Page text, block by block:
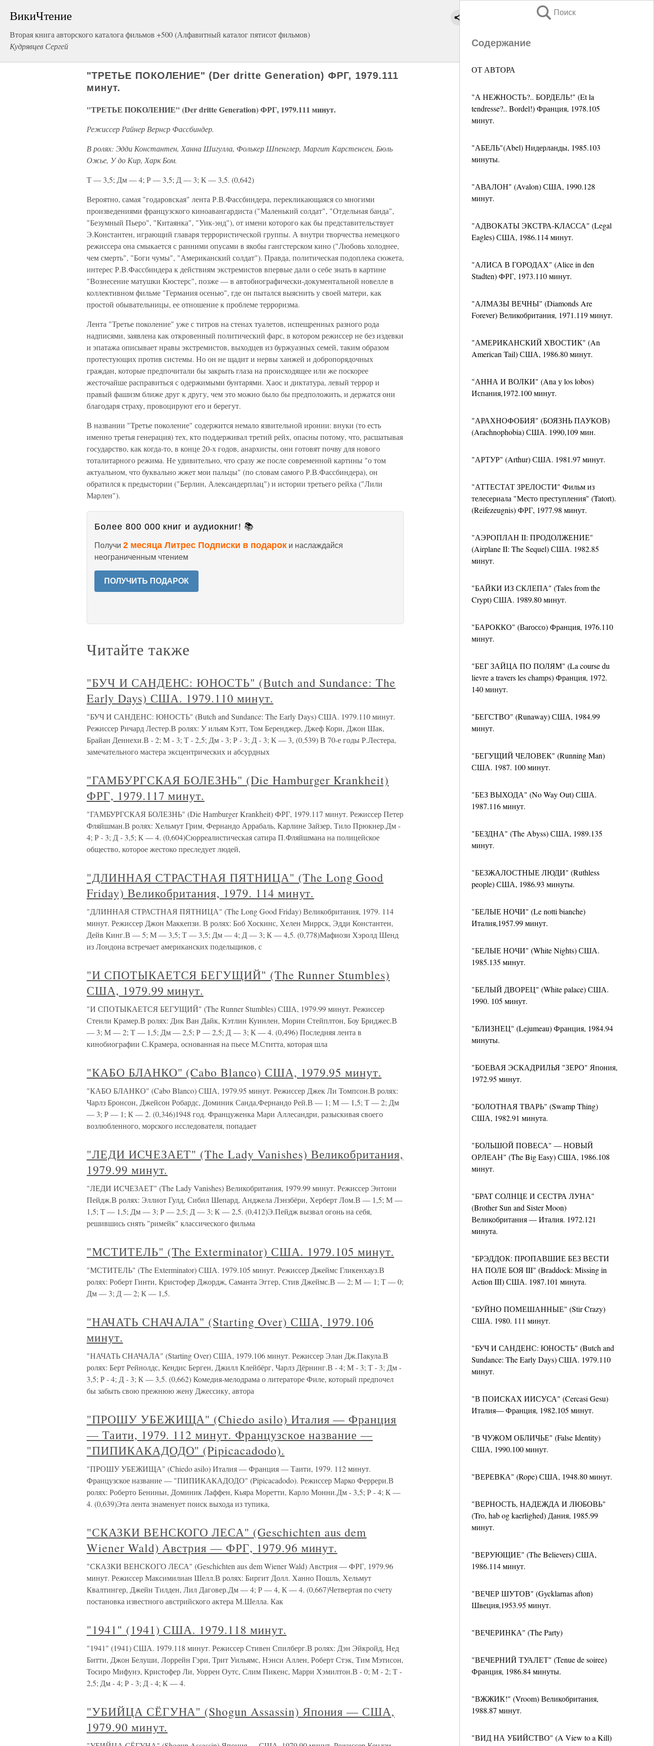
ВикиЧтение
Вторая книга авторского каталога фильмов +500 (Алфавитный каталог пятисот фильмов)
Кудрявцев Сергей
Поиск
Содержание
ОТ АВТОРА
"А НЕЖНОСТЬ?.. БОРДЕЛЬ!" (Et la
tendresse?.. Bordel!) Франция, 1978.105
минут.
"АБЕЛЬ"(Abel) Нидерланды, 1985.103
минуты.
"АВАЛОН" (Avalon) США, 1990.128
минут.
"АДВОКАТЫ ЭКСТРА-КЛАССА" (Legal
Eagles) США, 1986.114 минут.
"АЛИСА В ГОРОДАХ" (Alice in den
Stadten) ФРГ, 1973.110 минут.
"АЛМАЗЫ ВЕЧНЫ" (Diamonds Are
Forever) Великобритания, 1971.119 минут.
"АМЕРИКАНСКИЙ ХВОСТИК" (An
American Tail) США, 1986.80 минут.
"АННА И ВОЛКИ" (Ana у los lobos)
Испания,1972.100 минут.
"АРАХНОФОБИЯ" (БОЯЗНЬ ПАУКОВ)
(Arachnophobia) США. 1990,109 мин.
"АРТУР" (Arthur) США. 1981.97 минут.
"АТТЕСТАТ ЗРЕЛОСТИ" Фильм из
телесериала "Место преступления" (Tatort).
(Reifezeugnis) ФРГ, 1977.98 минут.
"АЭРОПЛАН II: ПРОДОЛЖЕНИЕ"
(Airplane II: The Sequel) США. 1982.85
минут.
"БАЙКИ ИЗ СКЛЕПА" (Tales from the
Crypt) США. 1989.80 минут.
"БАРОККО" (Ваrоссо) Франция, 1976.110
минут.
"БЕГ ЗАЙЦА ПО ПОЛЯМ" (La course du
lievre a travers les champs) Франция, 1972.
140 минут.
"БЕГСТВО" (Runaway) США, 1984.99
минут.
"БЕГУЩИЙ ЧЕЛОВЕК" (Running Man)
США. 1987. 100 минут.
"БЕЗ ВЫХОДА" (No Way Out) США.
1987.116 минут.
"БЕЗДНА" (The Abyss) США, 1989.135
минут.
"БЕЗЖАЛОСТНЫЕ ЛЮДИ" (Ruthless
people) США, 1986.93 минуты.
"БЕЛЫЕ НОЧИ" (Le notti bianche)
Италия,1957.99 минут.
"БЕЛЫЕ НОЧИ" (White Nights) США.
1985.135 минут.
"БЕЛЫЙ ДВОРЕЦ" (White palace) США.
1990. 105 минут.
"БЛИЗНЕЦ" (Lejumeau) Франция, 1984.94
минуты.
"БОЕВАЯ ЭСКАДРИЛЬЯ "ЗЕРО" Япония,
1972.95 минут.
"БОЛОТНАЯ ТВАРЬ" (Swamp Thing)
США, 1982.91 минута.
"БОЛЬШОЙ ПОВЕСА" — НОВЫЙ
ОРЛЕАН" (The Big Easy) США, 1986.108
минут.
"БРАТ СОЛНЦЕ И СЕСТРА ЛУНА"
(Brother Sun and Sister Moon)
Великобритания — Италия. 1972.121
минута.
"БРЭДДОК: ПРОПАВШИЕ БЕЗ ВЕСТИ
НА ПОЛЕ БОЯ III" (Braddock: Missing in
Action III) США. 1987.101 минута.
"БУЙНО ПОМЕШАННЫЕ" (Stir Crazy)
США. 1980. 111 минут.
"БУЧ И САНДЕНС: ЮНОСТЬ" (Butch and
Sundance: The Early Days) США. 1979.110
минут.
"В ПОИСКАХ ИИСУСА" (Cercasi Gesu)
Италия— Франция, 1982.105 минут.
"В ЧУЖОМ ОБЛИЧЬЕ" (False Identity)
США, 1990.100 минут.
"ВЕРЕВКА" (Rope) США, 1948.80 минут.
"ВЕРНОСТЬ, НАДЕЖДА И ЛЮБОВЬ"
(Tro, hab og kaerlighed) Дания, 1985.99
минут.
"ВЕРУЮЩИЕ" (The Believers) США,
1986.114 минут.
"ВЕЧЕР ШУТОВ" (Gycklarnas afton)
Швеция,1953.95 минут.
"ВЕЧЕРИНКА" (The Party)
"ВЕЧЕРНИЙ ТУАЛЕТ" (Tenue de soiree)
Франция, 1986.84 минуты.
"ВЖЖИК!" (Vroom) Великобритания,
1988.87 минут.
"ВИД НА УБИЙСТВО" (A View to a Kill)
"ТРЕТЬЕ ПОКОЛЕНИЕ" (Der dritte Generation) ФРГ, 1979.111
минут.
"ТРЕТЬЕ ПОКОЛЕНИЕ" (Der dritte Generation) ФРГ, 1979.111 минут.
Режиссер Райнер Вернср Фассбиндер.
В ролях: Эдди Константен, Ханна Шигулла, Фолькер Шпенглер, Маргит Карстенсен, Бюль
Ожье, У до Кир, Харк Бом.
Т — 3,5; Дм — 4; Р — 3,5; Д — 3; К — 3,5. (0,642)
Вероятно, самая "годаровская" лента Р.В.Фассбиндера, перекликающаяся со многими
произведениями французского киноавангардиста ("Маленький солдат", "Отдельная банда",
"Безумный Пьеро", "Китаянка", "Уик-энд"), от имени которого как бы представительствует
Э.Константен, играющий главаря террористической группы. А внутри творчества немецкого
режиссера она смыкается с ранними опусами в якобы гангстерском кино ("Любовь холоднее,
чем смерть", "Боги чумы", "Американский солдат"). Правда, политическая подоплека сюжета,
интерес Р.В.Фассбиндера к действиям экстремистов впервые дали о себе знать в картине
"Вознесение матушки Кюстерс", позже — в автобиографически-документальной новелле в
коллективном фильме "Германия осенью", где он пытался выяснить у своей матери, как
простой обывательницы, ее отношение к проблеме терроризма.
Лента "Третье поколение" уже с титров на стенах туалетов, испещренных разного рода
надписями, заявлена как откровенный политический фарс, в котором режиссер не без издевки
и эпатажа описывает нравы экстремистов, выходцев из буржуазных семей, таким образом
протестующих против системы. Но он не щадит и нервы ханжей и добропорядочных
граждан, которые предпочитали бы закрыть глаза на происходящее или же поскорее
жесточайше расправиться с одержимыми бунтарями. Хаос и диктатура, левый террор и
правый фашизм ближе друг к другу, чем это можно было бы предположить, и держатся они
благодаря страху, провоцируют его и берегут.
В названии "Третье поколение" содержится немало язвительной иронии: внуки (то есть
именно третья генерация) тех, кто поддерживал третий рейх, опасны потому, что, расшатывая
государство, как когда-то, в конце 20-х годов, анархисты, они готовят почву для нового
тоталитарного режима. Не удивительно, что сразу же после современной картины "о том
актуальном, что буквально жжет мои пальцы" (по словам самого Р.В.Фассбиндера), он
обратился к предыстории ("Берлин, Александерплац") и истории третьего рейха ("Лили
Марлен").
Более 800 000 книг и аудиокниг! 📚
Получи 2 месяца Литрес Подписки в подарок и наслаждайся
неограниченным чтением
ПОЛУЧИТЬ ПОДАРОК
Читайте также
"БУЧ И САНДЕНС: ЮНОСТЬ" (Butch and Sundance: The
Early Days) США. 1979.110 минут.
"БУЧ И САНДЕНС: ЮНОСТЬ" (Butch and Sundance: The Early Days) США. 1979.110 минут.
Режиссер Ричард Лестер.В ролях: У ильям Кэтт, Том Беренджер, Джеф Кори, Джон Шак,
Брайан Деннехи.В - 2; М - 3; Т - 2,5; Дм - 3; Р - 3; Д - 3; К — 3, (0,539) В 70-е годы Р.Лестера,
замечательного мастера эксцентрических и абсурдных
"ГАМБУРГСКАЯ БОЛЕЗНЬ" (Die Hamburger Krankheit)
ФРГ, 1979.117 минут.
"ГАМБУРГСКАЯ БОЛЕЗНЬ" (Die Hamburger Krankheit) ФРГ, 1979.117 минут. Режиссер Петер
Фляйшман.В ролях: Хельмут Грим, Фернандо Аррабаль, Карлине Зайзер, Тило Прюкнер.Дм -
4; Р - 3; Д - 3,5; К — 4. (0,604)Сюрреалистическая сатира П.Фляйшмана на полицейское
общество, которое жестоко преследует людей,
"ДЛИННАЯ СТРАСТНАЯ ПЯТНИЦА" (The Long Good
Friday) Великобритания, 1979. 114 минут.
"ДЛИННАЯ СТРАСТНАЯ ПЯТНИЦА" (The Long Good Friday) Великобритания, 1979. 114
минут. Режиссер Джон Маккепзи. В ролях: Боб Хоскинс, Хелен Миррск, Эдди Константен,
Дейв Кинг.В — 5; М — 3,5; Т — 3,5; Дм — 4; Д — 3; К — 4,5. (0,778)Мафиози Хэролд Шенд
из Лондона встречает американских подельщиков, с
"И СПОТЫКАЕТСЯ БЕГУЩИЙ" (The Runner Stumbles)
США, 1979.99 минут.
"И СПОТЫКАЕТСЯ БЕГУЩИЙ" (The Runner Stumbles) США, 1979.99 минут. Режиссер
Стенли Крамер.В ролях: Дик Ван Дайк, Кэтлин Куинлен, Морин Стейплтон, Боу Бриджес.В
— 3; М — 2; Т — 1,5; Дм — 2,5; Р — 2,5; Д — 3; К — 4. (0,496) Последняя лента в
кинобиографии С.Крамера, основанная на пьесе М.Ститта, которая шла
"КАБО БЛАНКО" (Cabo Blanco) США, 1979.95 минут.
"КАБО БЛАНКО" (Cabo Blanco) США, 1979.95 минут. Режиссер Джек Ли Томпсон.В ролях:
Чарлз Бронсон, Джейсон Робардс, Доминик Санда,Фернандо Рей.В — 1; М — 1,5; Т — 2; Дм
— 3; Р — 1; К — 2. (0,346)1948 год. Француженка Мари Аллесандри, разыскивая своего
возлюбленного, морского исследователя, попадает
"ЛЕДИ ИСЧЕЗАЕТ" (The Lady Vanishes) Великобритания,
1979.99 минут.
"ЛЕДИ ИСЧЕЗАЕТ" (The Lady Vanishes) Великобритания, 1979.99 минут. Режиссер Энтони
Пейдж.В ролях: Эллиот Гулд, Сибил Шепард, Анджела Лэнзбёри, Херберт Лом.В — 1,5; М —
1,5; Т — 1,5; Дм — 3; Р — 2,5; Д — 3; К — 2,5. (0,412)Э.Пейдж вызвал огонь на себя,
решившись снять "римейк" классического фильма
"МСТИТЕЛЬ" (The Exterminator) США. 1979.105 минут.
"МСТИТЕЛЬ" (The Exterminator) США. 1979.105 минут. Режиссер Джеймс Гликенхауз.В
ролях: Роберт Гинти, Кристофер Джордж, Саманта Эггер, Стив Джеймс.В — 2; М — 1; Т — 0;
Дм — 3; Д — 2; К — 1,5.
"НАЧАТЬ СНАЧАЛА" (Starting Over) США, 1979.106
минут.
"НАЧАТЬ СНАЧАЛА" (Starting Over) США, 1979.106 минут. Режиссер Элан Дж.Пакула.В
ролях: Берт Рейнолдс, Кендис Берген, Джилл Клейбёрг, Чарлз Дёрнинг.В - 4; М - 3; Т - 3; Дм -
3,5; Р - 4; Д - 3; К — 3,5. (0,662) Комедия-мелодрама о литераторе Филе, который предпочел
бы забыть свою прежнюю жену Джессику, автора
"ПРОШУ УБЕЖИЩА" (Chiedo asilo) Италия — Франция
— Таити, 1979. 112 минут. Французское название —
"ПИПИКАКАДОДО" (Pipicacadodo).
"ПРОШУ УБЕЖИЩА" (Chiedo asilo) Италия — Франция — Таити, 1979. 112 минут.
Французское название — "ПИПИКАКАДОДО" (Pipicacadodo). Режиссер Марко Феррери.В
ролях: Роберто Бениньи, Доминик Лаффен, Кьяра Моретти, Карло Монни.Дм - 3,5; Р - 4; К —
4. (0,639)Эта лента знаменует поиск выхода из тупика,
"СКАЗКИ ВЕНСКОГО ЛЕСА" (Geschichten aus dem
Wiener Wald) Австрия — ФРГ, 1979.96 минут.
"СКАЗКИ ВЕНСКОГО ЛЕСА" (Geschichten aus dem Wiener Wald) Австрия — ФРГ, 1979.96
минут. Режиссер Максимилиан Шелл.В ролях: Биргит Долл. Ханно Пошль, Хельмут
Квалтингер, Джейн Тилден, Лил Даговер.Дм — 4; Р — 4, К — 4. (0,667)Четвертая по счету
постановка известного австрийского актера М.Шелла. Как
"1941" (1941) США. 1979.118 минут.
"1941" (1941) США. 1979.118 минут. Режиссер Стивен Спилберг.В ролях: Дэн Эйкройд, Нед
Битти, Джон Белуши, Лоррейн Гэри, Трит Уильямс, Нэнси Аллен, Роберт Стэк, Тим Мэтисон,
Тосиро Мифунэ, Кристофер Ли, Уоррен Оутс, Слим Пикенс, Марри Хэмилтон.В - 0; М - 2; Т -
2,5; Дм - 4; Р - 3; Д - 4; К — 4.
"УБИЙЦА СЁГУНА" (Shogun Assassin) Япония — США,
1979.90 минут.